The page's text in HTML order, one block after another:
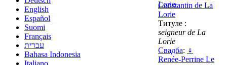
Lorie
Constantin de La
Lorie
Титуле :
seigneur de La
Lorie
Свадба: ♀
Renée-Perrine Le
English
Español
Suomi
Français
עברית
Bahasa Indonesia
Italiano